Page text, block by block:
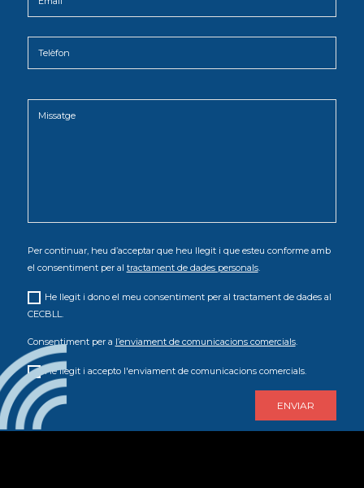
Per continuar, heu d’acceptar que heu llegit i que esteu conforme amb
el consentiment per al tractament de dades personals.
He llegit i dono el meu consentiment per al tractament de dades al
CECBLL.
Consentiment per a l’enviament de comunicacions comercials.
He llegit i accepto l'enviament de comunicacions comercials.